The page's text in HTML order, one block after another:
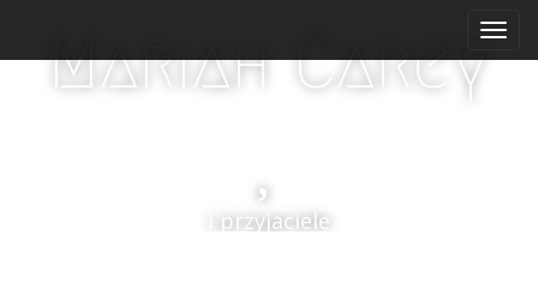
i
Mariah Carey
i przyjaciele